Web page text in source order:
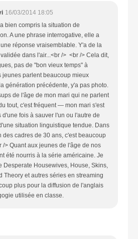
16/03/2014 18:05
bien compris la situation de
A une phrase interrogative, elle a
réponse vraisemblable. Y'a de la
dans l'air...<br /> <br /> Cela dit,
pas de "bon vieux temps" à
jeunes parlent beaucoup mieux
génération précédente, y'a pas photo.
de l'âge de mon mari qui ne parlent
tout, c'est fréquent — mon mari s'est
d'une fois à sauver l'un ou l'autre de
situation linguistique tendue. Dans
des cadres de 30 ans, c'est beaucoup
/> Quant aux jeunes de l'âge de nos
été nourris à la série américaine. Je
Desperate Housewives, House, Skins,
Theory et autres séries en streaming
plus pour la diffusion de l'anglais
utilisée en classe.